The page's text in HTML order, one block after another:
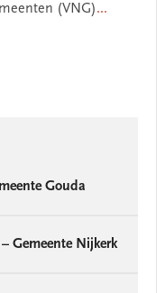
(VNG)...
Gouda
Gemeente Nijkerk